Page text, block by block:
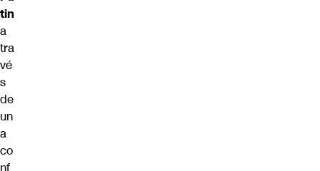
tin
a
tra
vé
s
de
un
a
co
nf